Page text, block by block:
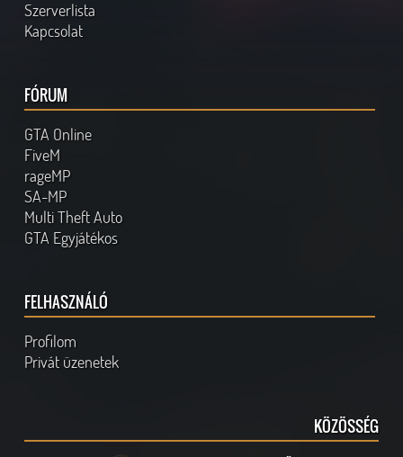
Szerverlista
Kapcsolat
FÓRUM
GTA Online
FiveM
rageMP
SA-MP
Multi Theft Auto
GTA Egyjátékos
FELHASZNÁLÓ
Profilom
Privát üzenetek
KÖZÖSSÉG